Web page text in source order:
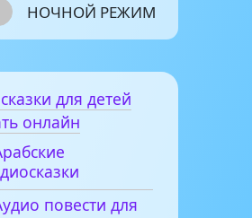
НОЧНОЙ РЕЖИМ
для детей
онлайн
повести для